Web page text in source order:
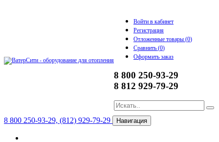
Войти в кабинет
Регистрация
Отложенные товары (0)
Сравнить (0)
Оформить заказ
8 800 250-93-29
8 812 929-79-29
8 800 250-93-29, (812) 929-79-29 Навигация